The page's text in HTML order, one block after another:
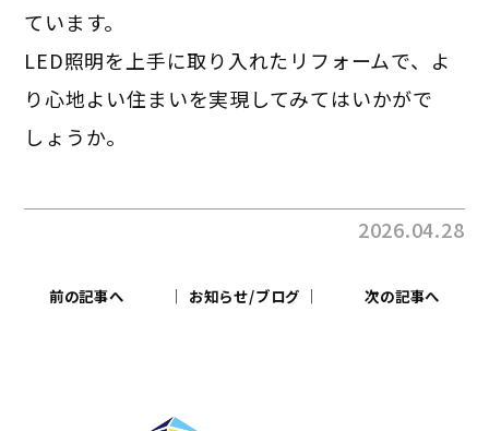
ています。
LED照明を上手に取り入れたリフォームで、よ
り心地よい住まいを実現してみてはいかがで
しょうか。
2026.04.28
前の記事へ 次の記事へ
│ お知らせ/ブログ │